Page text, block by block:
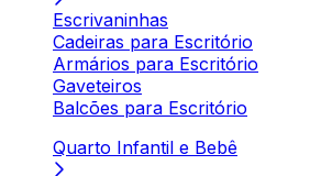
Escrivaninhas
Cadeiras para Escritório
Armários para Escritório
Gaveteiros
Balcões para Escritório
Quarto Infantil e Bebê